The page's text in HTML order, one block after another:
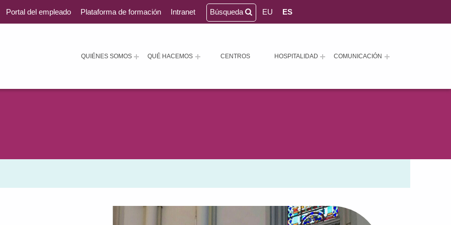
QUIÉNES SOMOS QUÉ HACEMOS CENTROS HOSPITALIDAD COMUNICACIÓN
Portal del empleado Plataforma de formación Intranet Búsqueda EU ES